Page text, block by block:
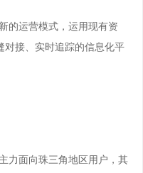
的运营模式，运用现有资
对接、实时追踪的信息化平
力面向珠三角地区用户，其